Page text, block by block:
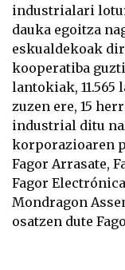
industrialari
dauka egoitza
eskualdekoak
kooperatiba
lantokiak, 11.565
zuzen ere, 15
industrial ditu
korporazioaren
Fagor Arrasate,
Fagor Electrónica
Mondragon
osatzen dute